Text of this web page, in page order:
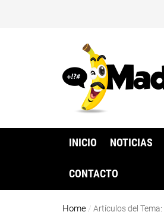
INICIO NOTICIAS
CONTACTO
Home /Artículos del Tema: